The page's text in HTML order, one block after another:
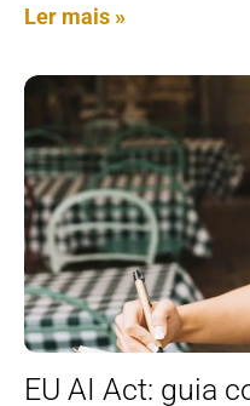
Ler mais »
EU AI Act: guia